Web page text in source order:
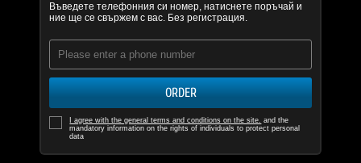
Въведете телефонния си номер, натиснете поръчай и
ние ще се свържем с вас. Без регистрация.
ORDER
I agree with the general terms and conditions on the site. and the
mandatory information on the rights of individuals to protect personal
data